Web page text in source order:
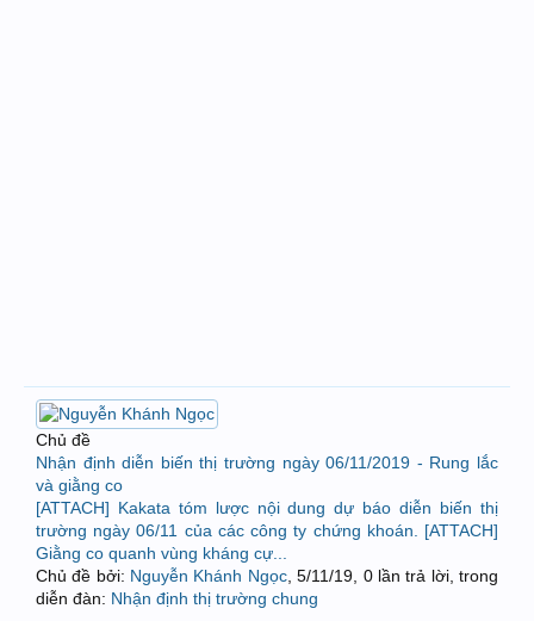
Chủ đề
Nhận định diễn biến thị trường ngày 06/11/2019 - Rung lắc
và giằng co
[ATTACH] Kakata tóm lược nội dung dự báo diễn biến thị
trường ngày 06/11 của các công ty chứng khoán. [ATTACH]
Giằng co quanh vùng kháng cự...
Chủ đề bởi: Nguyễn Khánh Ngọc,5/11/19 , 0 lần trả lời, trong
diễn đàn: Nhận định thị trường chung